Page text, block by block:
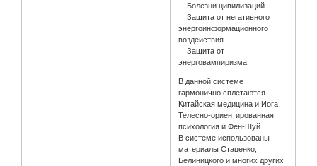
Болезни цивилизаций
Защита от негативного
энергоинформационного
воздействия
Защита от
энерговампиризма
В данной системе
гармонично сплетаются
Китайская медицина и Йога,
Телесно-ориентированная
психология и Фен-Шуй.
В системе использованы
материалы Стаценко,
Белиницкого и многих других